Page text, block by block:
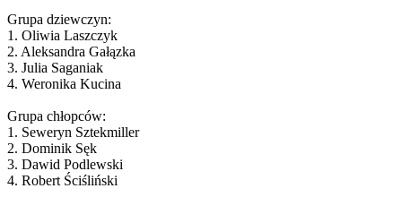
Grupa dziewczyn:
1. Oliwia Laszczyk
2. Aleksandra Gałązka
3. Julia Saganiak
4. Weronika Kucina
Grupa chłopców:
1. Seweryn Sztekmiller
2. Dominik Sęk
3. Dawid Podlewski
4. Robert Ściśliński